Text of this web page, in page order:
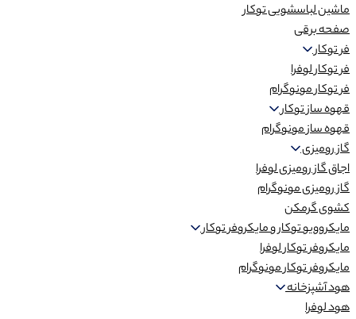
ماشین لباسشویی توکار
صفحه برقی
فر توکار
فر توکار لوفرا
فر توکار مونوگرام
قهوه ساز توکار
قهوه ساز مونوگرام
گاز رومیزی
اجاق گاز رومیزی لوفرا
گاز رومیزی مونوگرام
کشوی گرمکن
مایکروویو توکار و مایکروفر توکار
مایکروفر توکار لوفرا
مایکروفر توکار مونوگرام
هود آشپزخانه
هود لوفرا